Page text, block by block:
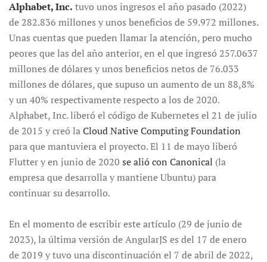
Alphabet, Inc. tuvo unos ingresos el año pasado (2022)
de 282.836 millones y unos beneficios de 59.972 millones.
Unas cuentas que pueden llamar la atención, pero mucho
peores que las del año anterior, en el que ingresó 257.0637
millones de dólares y unos beneficios netos de 76.033
millones de dólares, que supuso un aumento de un 88,8%
y un 40% respectivamente respecto a los de 2020.
Alphabet, Inc. liberó el código de Kubernetes el 21 de julio
de 2015 y creó laCloud Native Computing Foundation
para que mantuviera el proyecto. El 11 de mayo liberó
Flutter y en junio de 2020 se alió con Canonical (la
empresa que desarrolla y mantiene Ubuntu) para
continuar su desarrollo.
En el momento de escribir este artículo (29 de junio de
2023), la última versión de AngularJS es del 17 de enero
de 2019 y tuvo una discontinuación el 7 de abril de 2022,